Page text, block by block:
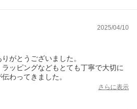
2025/04/10
がとうございました。
ッピングなどもとても丁寧で大切に
わってきました。
さらに表示